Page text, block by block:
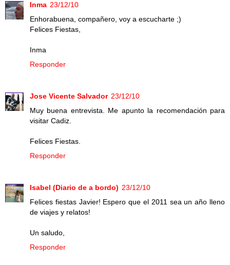
Inma 23/12/10
Enhorabuena, compañero, voy a escucharte ;)
Felices Fiestas,
Inma
Responder
Jose Vicente Salvador 23/12/10
Muy buena entrevista. Me apunto la recomendación para
visitar Cadiz.
Felices Fiestas.
Responder
Isabel (Diario de a bordo) 23/12/10
Felices fiestas Javier! Espero que el 2011 sea un año lleno
de viajes y relatos!
Un saludo,
Responder